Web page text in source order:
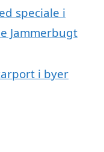
speciale i
Jammerbugt
i byer